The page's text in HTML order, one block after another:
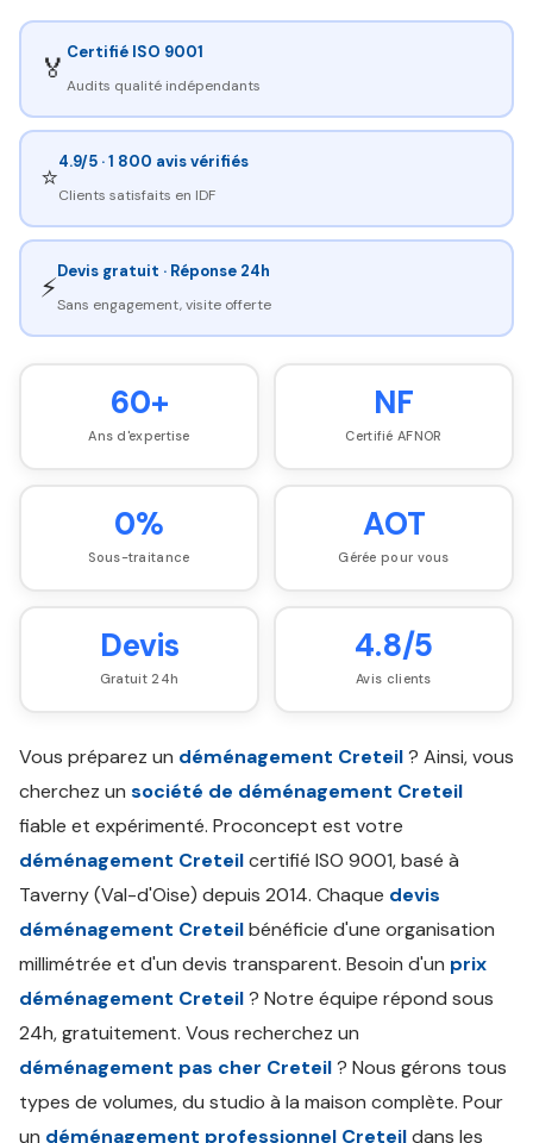
🏅 Certifié ISO 9001
Audits qualité indépendants
⭐4.9/5 · 1 800 avis vérifiés
Clients satisfaits en IDF
⚡Devis gratuit · Réponse 24h
Sans engagement, visite offerte
60+
Ans d'expertise
NF
Certifié AFNOR
0%
Sous-traitance
AOT
Gérée pour vous
Devis
Gratuit 24h
4.8/5
Avis clients
Vous préparez un déménagement Creteil? Ainsi, vous
cherchez un société de déménagement Creteil
fiable et expérimenté. Proconcept est votre
déménagement Creteilcertifié ISO 9001, basé à
Taverny (Val-d'Oise) depuis 2014. Chaque devis
déménagement Creteilbénéficie d'une organisation
millimétrée et d'un devis transparent. Besoin d'un prix
déménagement Creteil? Notre équipe répond sous
24h, gratuitement. Vous recherchez un
déménagement pas cher Creteil? Nous gérons tous
types de volumes, du studio à la maison complète. Pour
un déménagement professionnel Creteildans les